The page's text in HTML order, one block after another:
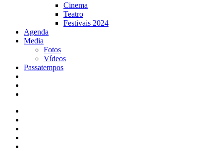
Cinema
Teatro
Festivais 2024
Agenda
Media
Fotos
Vídeos
Passatempos